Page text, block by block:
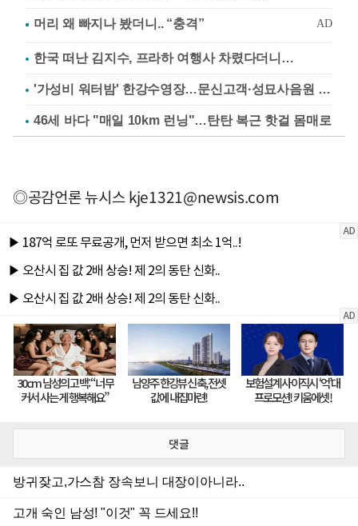
한국 떠난 김지수, 프라하 여행사 차렸다더니…
'가성비 워터밤' 한강수영장…문신고객·성묘사음원 민원
46세 바다 "매일 10km 런닝"…탄탄 복근 핫걸 몸매로
◎공감언론 뉴시스kje1321@newsis.com
댓글